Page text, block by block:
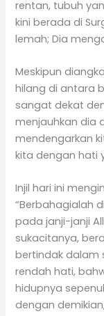
rentan, tubuh
kini berada di
lemah; Dia
Meskipun
hilang di antara
sangat dekat
menjauhkan dia
mendengarkan
kita dengan hati
Injil hari ini
“Berbahagialah
pada janji-janji
sukacitanya,
bertindak dalam
rendah hati,
hidupnya
dengan